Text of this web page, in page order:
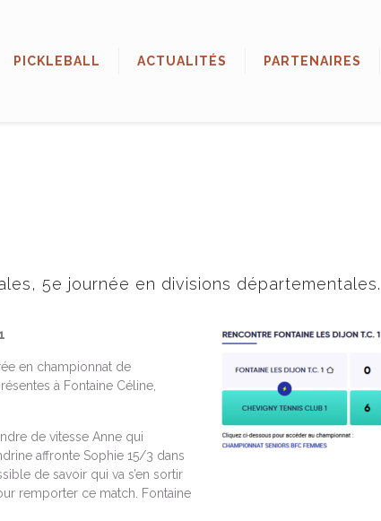
PICKLEBALL ACTUALITÉS PARTENAIRES
5e journée en divisions
en championnat de
à Fontaine Céline,
de vitesse Anne qui
affronte Sophie 15/3 dans
de savoir qui va s’en sortir
remporter ce match. Fontaine